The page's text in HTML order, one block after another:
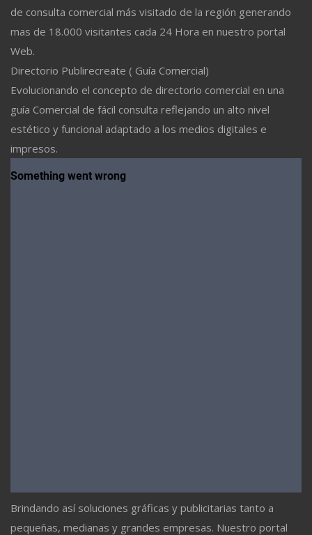
de consulta comercial más visitado de la región generando
mas de 18.000 visitantes cada 24 Hora en nuestro portal
Web.
Directorio Publirecreate ( Guía Comercial)
Evolucionando el concepto de directorio comercial en una
guía Comercial de fácil consulta reflejando un alto nivel
estético y funcional adaptado a los medios digitales e
impresos.
Brindando así soluciones gráficas y publicitarias tanto a
pequeñas, medianas y grandes empresas. Nuestro portal